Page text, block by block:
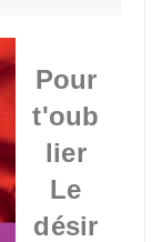
Pour
t'oub
lier
Le
désir